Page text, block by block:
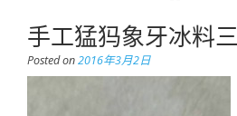
手工猛犸象牙冰料
Posted on2016年3月2日